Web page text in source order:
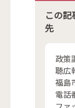
この
先
政策
聴広
福島
電話